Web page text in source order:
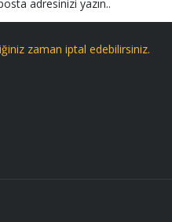
zaman iptal edebilirsiniz.